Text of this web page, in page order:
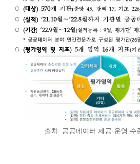
출처: 공공데이터 제공·운영 수